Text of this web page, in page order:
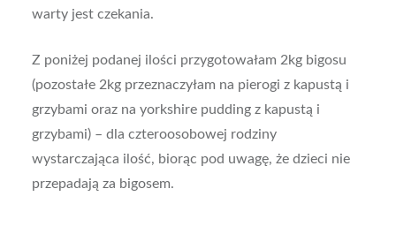
warty jest czekania.
Z poniżej podanej ilości przygotowałam 2kg bigosu
(pozostałe 2kg przeznaczyłam na pierogi z kapustą i
grzybami oraz na yorkshire pudding z kapustą i
grzybami) – dla czteroosobowej rodziny
wystarczająca ilość, biorąc pod uwagę, że dzieci nie
przepadają za bigosem.